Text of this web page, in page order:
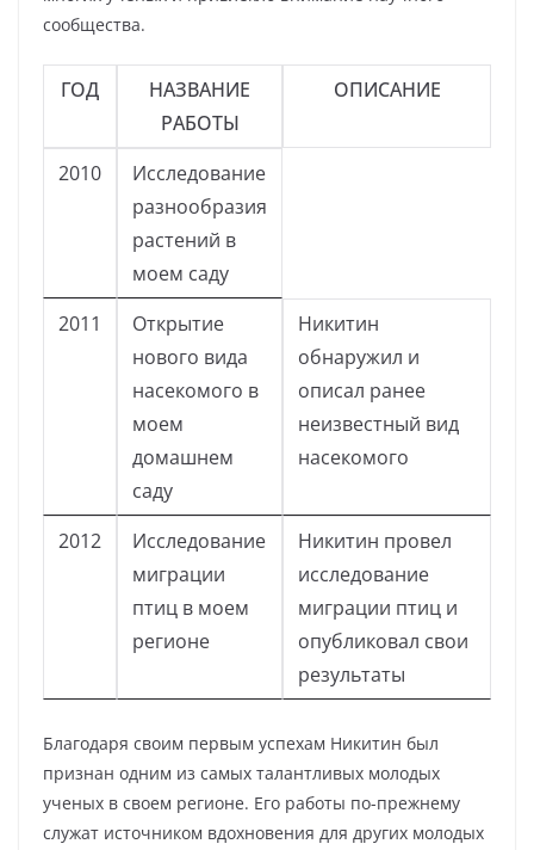
сообщества.
ГОД
НАЗВАНИЕ
РАБОТЫ
ОПИСАНИЕ
2010
Исследование
разнообразия
растений в
моем саду
2011
Открытие
нового вида
насекомого в
моем
домашнем
саду
Никитин
обнаружил и
описал ранее
неизвестный вид
насекомого
2012
Исследование
миграции
птиц в моем
регионе
Никитин провел
исследование
миграции птиц и
опубликовал свои
результаты
Благодаря своим первым успехам Никитин был
признан одним из самых талантливых молодых
ученых в своем регионе. Его работы по-прежнему
служат источником вдохновения для других молодых